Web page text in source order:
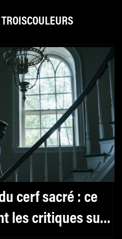
cerf sacré : ce
les critiques sur